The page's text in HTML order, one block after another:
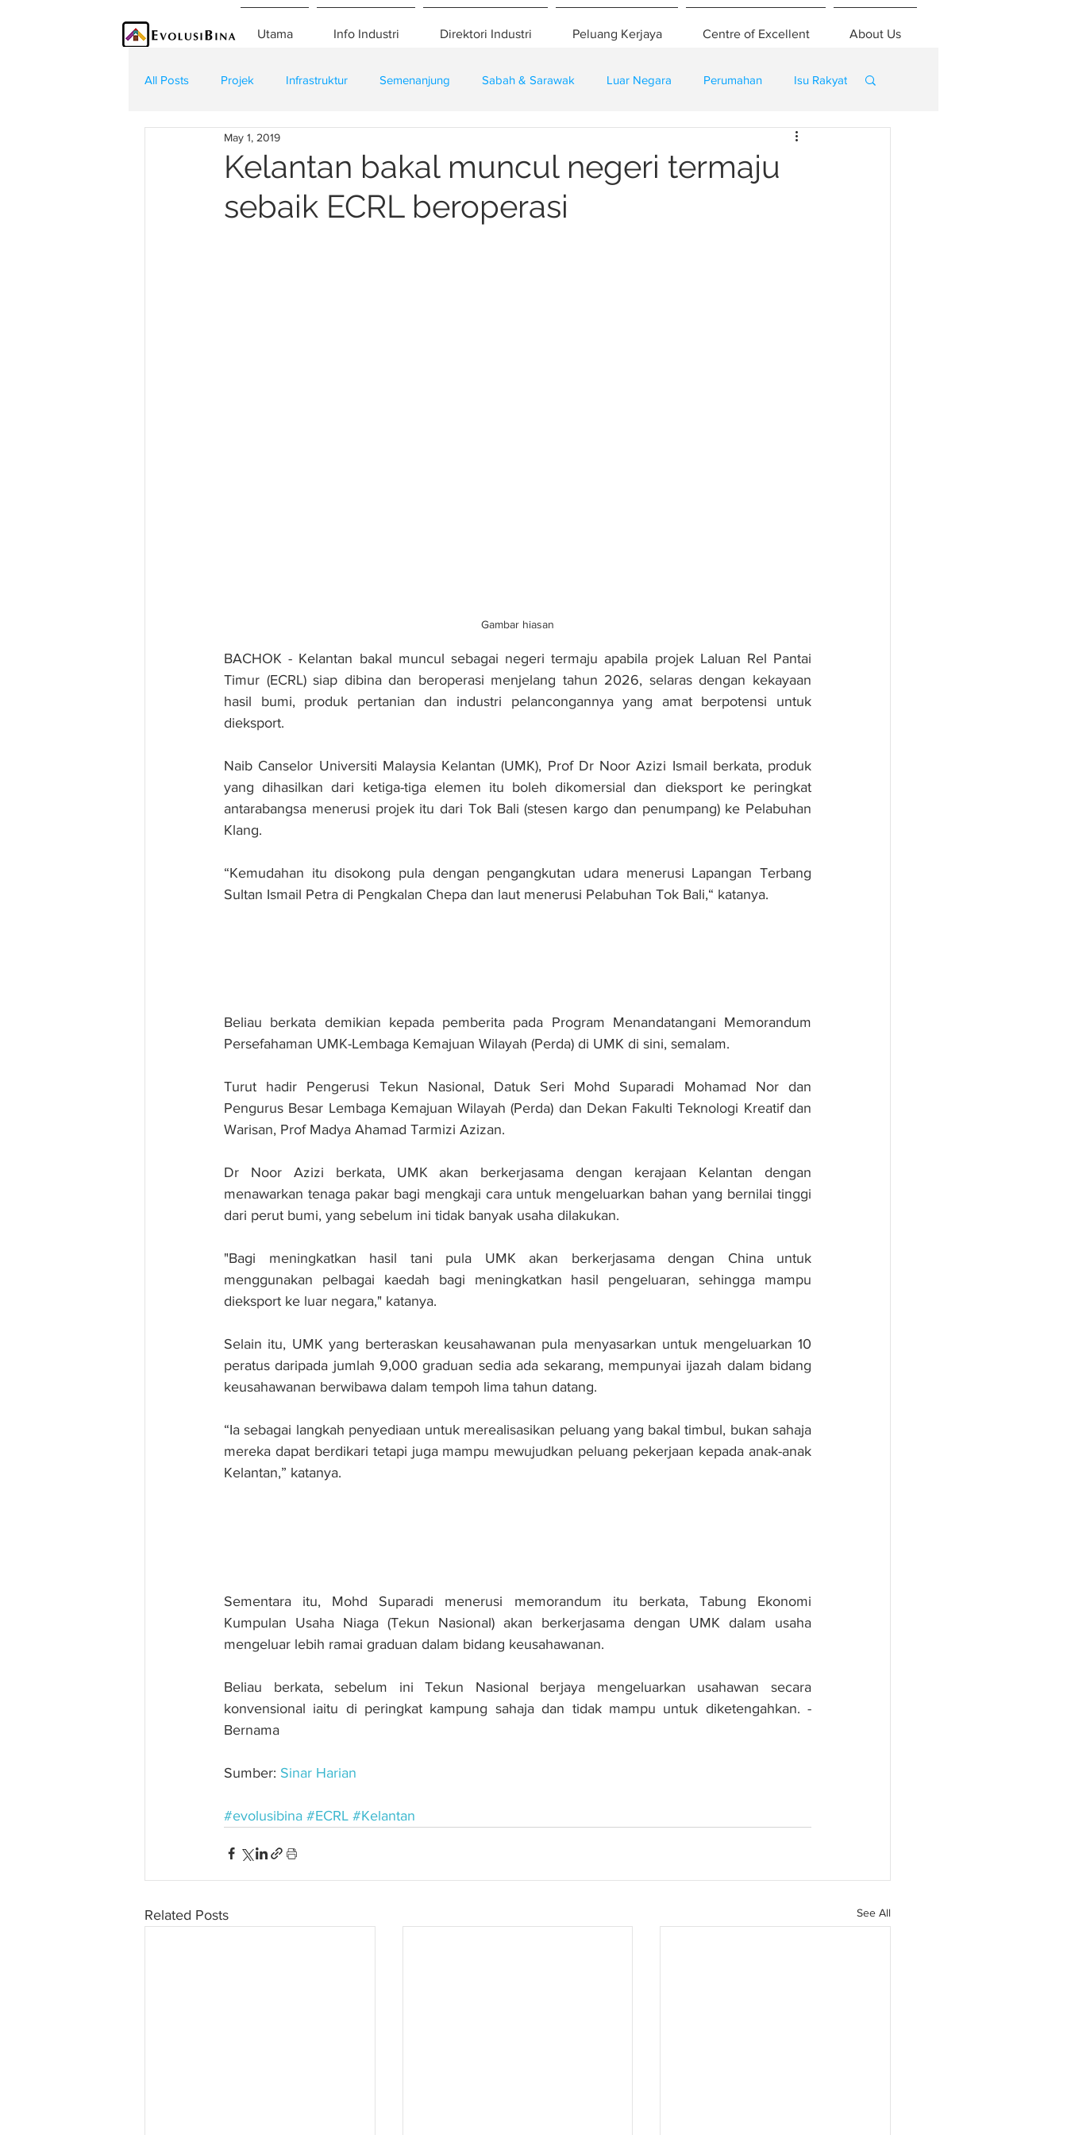
Utama Info Industri Direktori Industri Peluang Kerjaya Centre of Excellent About Us
All Posts Projek Infrastruktur Semenanjung Sabah & Sarawak Luar Negara Perumahan Isu Rakyat
Teknologi Kontraktor
Kelantan bakal muncul negeri termaju
sebaik ECRL beroperasi
May 1, 2019
Gambar hiasan
BACHOK - Kelantan bakal muncul sebagai negeri termaju apabila projek Laluan Rel Pantai
Timur (ECRL) siap dibina dan beroperasi menjelang tahun 2026, selaras dengan kekayaan
hasil bumi, produk pertanian dan industri pelancongannya yang amat berpotensi untuk
dieksport.
Naib Canselor Universiti Malaysia Kelantan (UMK), Prof Dr Noor Azizi Ismail berkata, produk
yang dihasilkan dari ketiga-tiga elemen itu boleh dikomersial dan dieksport ke peringkat
antarabangsa menerusi projek itu dari Tok Bali (stesen kargo dan penumpang) ke Pelabuhan
Klang.
“Kemudahan itu disokong pula dengan pengangkutan udara menerusi Lapangan Terbang
Sultan Ismail Petra di Pengkalan Chepa dan laut menerusi Pelabuhan Tok Bali,“ katanya.
Beliau berkata demikian kepada pemberita pada Program Menandatangani Memorandum
Persefahaman UMK-Lembaga Kemajuan Wilayah (Perda) di UMK di sini, semalam.
Turut hadir Pengerusi Tekun Nasional, Datuk Seri Mohd Suparadi Mohamad Nor dan
Pengurus Besar Lembaga Kemajuan Wilayah (Perda) dan Dekan Fakulti Teknologi Kreatif dan
Warisan, Prof Madya Ahamad Tarmizi Azizan.
Dr Noor Azizi berkata, UMK akan berkerjasama dengan kerajaan Kelantan dengan
menawarkan tenaga pakar bagi mengkaji cara untuk mengeluarkan bahan yang bernilai tinggi
dari perut bumi, yang sebelum ini tidak banyak usaha dilakukan.
"Bagi meningkatkan hasil tani pula UMK akan berkerjasama dengan China untuk
menggunakan pelbagai kaedah bagi meningkatkan hasil pengeluaran, sehingga mampu
dieksport ke luar negara," katanya.
Selain itu, UMK yang berteraskan keusahawanan pula menyasarkan untuk mengeluarkan 10
peratus daripada jumlah 9,000 graduan sedia ada sekarang, mempunyai ijazah dalam bidang
keusahawanan berwibawa dalam tempoh lima tahun datang.
“Ia sebagai langkah penyediaan untuk merealisasikan peluang yang bakal timbul, bukan sahaja
mereka dapat berdikari tetapi juga mampu mewujudkan peluang pekerjaan kepada anak-anak
Kelantan,” katanya.
Sementara itu, Mohd Suparadi menerusi memorandum itu berkata, Tabung Ekonomi
Kumpulan Usaha Niaga (Tekun Nasional) akan berkerjasama dengan UMK dalam usaha
mengeluar lebih ramai graduan dalam bidang keusahawanan.
Beliau berkata, sebelum ini Tekun Nasional berjaya mengeluarkan usahawan secara
konvensional iaitu di peringkat kampung sahaja dan tidak mampu untuk diketengahkan. -
Bernama
Sumber: Sinar Harian
#evolusibina #ECRL #Kelantan
Related Posts See All